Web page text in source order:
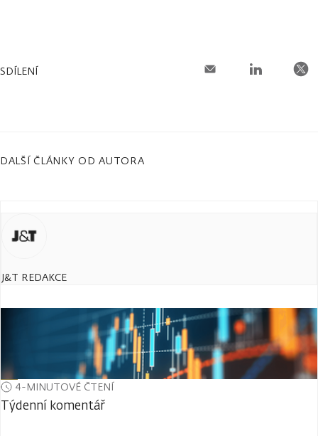
SDÍLENÍ
DALŠÍ ČLÁNKY OD AUTORA
J&T REDAKCE
4-MINUTOVÉ ČTENÍ
Týdenní komentář